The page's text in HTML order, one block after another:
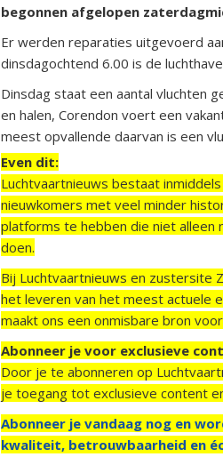
begonnen afgelopen
Er werden reparaties uitgevoerd
dinsdagochtend 6.00 is de
Dinsdag staat een aantal vluchten
en halen, Corendon voert een
meest opvallende daarvan is een
Even dit:
Luchtvaartnieuws bestaat
nieuwkomers met veel minder
platforms te hebben die niet alleen
doen.
Bij Luchtvaartnieuws en zustersite
het leveren van het meest actuele
maakt ons een onmisbare bron
Abonneer je voor exclusieve
Door je te abonneren op
je toegang tot exclusieve content
Abonneer je vandaag nog en
kwaliteit, betrouwbaarheid en